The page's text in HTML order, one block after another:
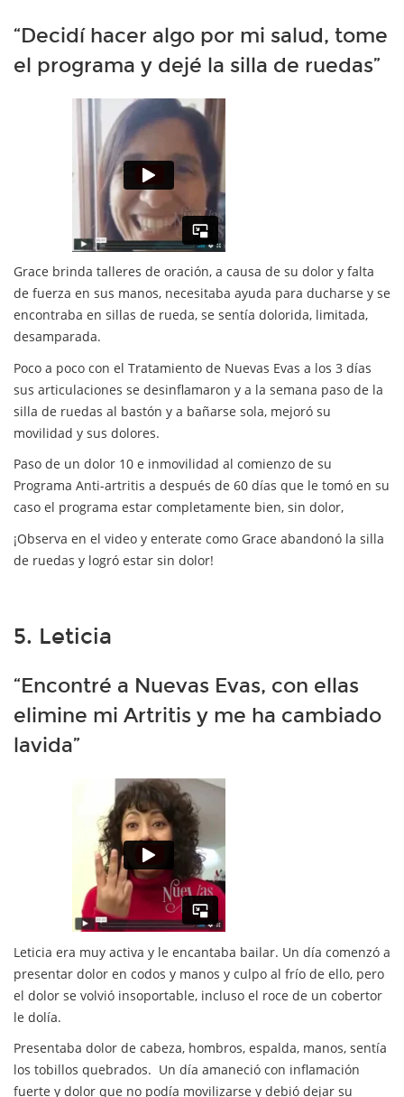
“Decidí hacer algo por mi salud, tome
el programa y dejé la silla de ruedas”
Grace brinda talleres de oración, a causa de su dolor y falta
de fuerza en sus manos, necesitaba ayuda para ducharse y se
encontraba en sillas de rueda, se sentía dolorida, limitada,
desamparada.
Poco a poco con el Tratamiento de Nuevas Evas a los 3 días
sus articulaciones se desinflamaron y a la semana paso de la
silla de ruedas al bastón y a bañarse sola, mejoró su
movilidad y sus dolores.
Paso de un dolor 10 e inmovilidad al comienzo de su
Programa Anti-artritis a después de 60 días que le tomó en su
caso el programa estar completamente bien, sin dolor,
¡Observa en el video y enterate como Grace abandonó la silla
de ruedas y logró estar sin dolor!
5. Leticia
“Encontré a Nuevas Evas, con ellas
elimine mi Artritis y me ha cambiado
lavida”
Leticia era muy activa y le encantaba bailar. Un día comenzó a
presentar dolor en codos y manos y culpo al frío de ello, pero
el dolor se volvió insoportable, incluso el roce de un cobertor
le dolía.
Presentaba dolor de cabeza, hombros, espalda, manos, sentía
los tobillos quebrados. Un día amaneció con inflamación
fuerte y dolor que no podía movilizarse y debió dejar su